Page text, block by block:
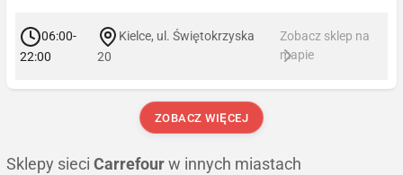
06:00-
22:00
Kielce, ul. Świętokrzyska
20
Zobacz sklep na
mapie
ZOBACZ WIĘCEJ
Sklepy sieci Carrefour w innych miastach